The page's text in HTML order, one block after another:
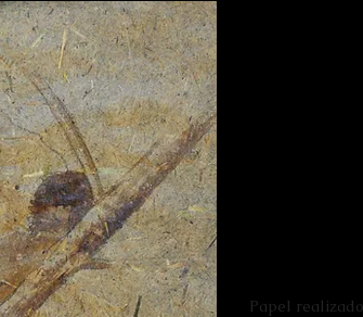
Papel